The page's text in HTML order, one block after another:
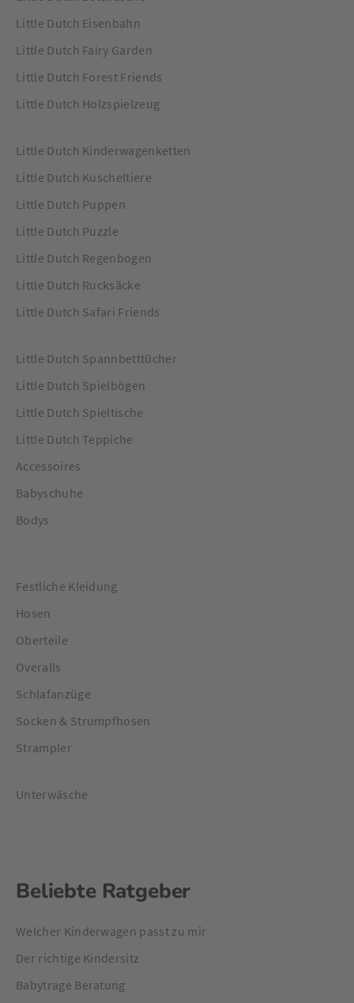
Little Dutch Eisenbahn
Little Dutch Fairy Garden
Little Dutch Forest Friends
Little Dutch Holzspielzeug
Little Dutch Kinderwagenketten
Little Dutch Kuscheltiere
Little Dutch Puppen
Little Dutch Puzzle
Little Dutch Regenbogen
Little Dutch Rucksäcke
Little Dutch Safari Friends
Little Dutch Spannbetttücher
Little Dutch Spielbögen
Little Dutch Spieltische
Little Dutch Teppiche
Accessoires
Babyschuhe
Bodys
Festliche Kleidung
Hosen
Oberteile
Overalls
Schlafanzüge
Socken & Strumpfhosen
Strampler
Unterwäsche
Beliebte Ratgeber
Welcher Kinderwagen passt zu mir
Der richtige Kindersitz
Babytrage Beratung